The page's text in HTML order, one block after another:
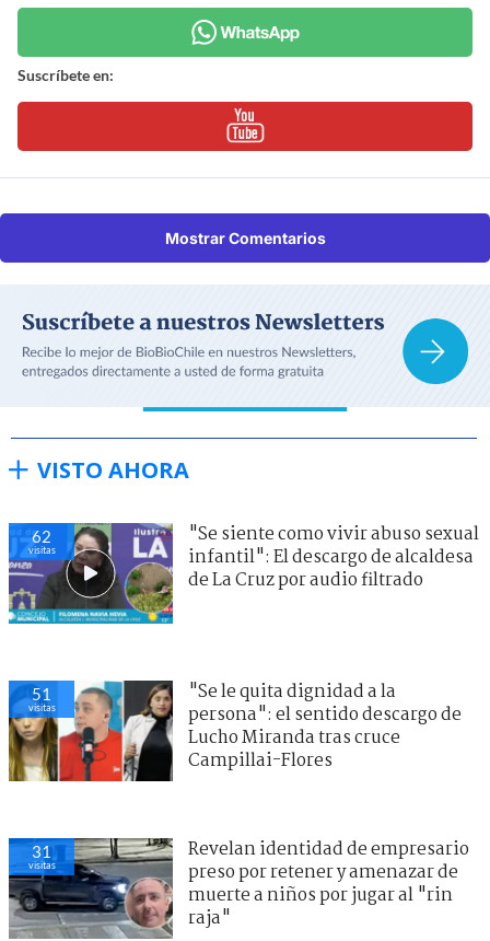
Suscríbete en:
Mostrar Comentarios
VISTO AHORA
62
visitas
"Se siente como vivir abuso sexual
infantil": El descargo de alcaldesa
de La Cruz por audio filtrado
51
visitas
"Se le quita dignidad a la
persona": el sentido descargo de
Lucho Miranda tras cruce
Campillai-Flores
31
visitas
Revelan identidad de empresario
preso por retener y amenazar de
muerte a niños por jugar al "rin
raja"